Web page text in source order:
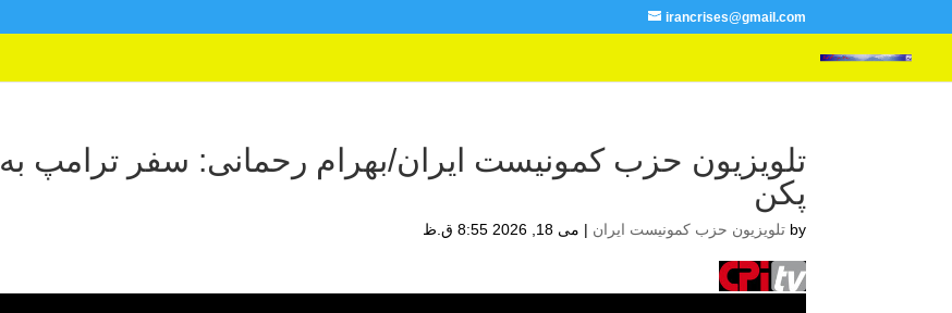
irancrises@gmail.com
تلویزیون حزب کمونیست ایران/بهرام رحمانی: سفر ترامپ به
پکن
by تلویزیون حزب کمونیست ایران | می 18, 2026 8:55 ق.ظ